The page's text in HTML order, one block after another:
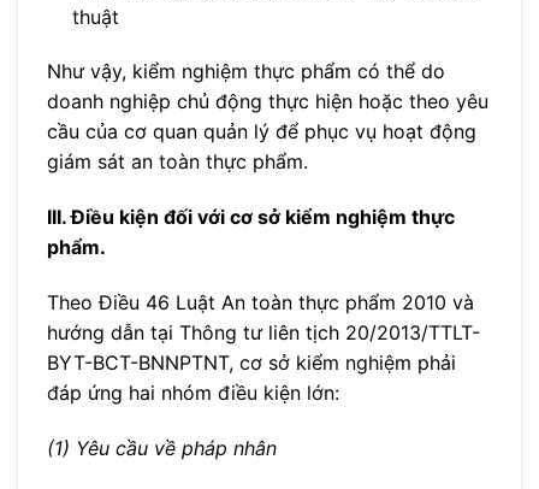
thuật
Như vậy, kiểm nghiệm thực phẩm có thể do
doanh nghiệp chủ động thực hiện hoặc theo yêu
cầu của cơ quan quản lý để phục vụ hoạt động
giám sát an toàn thực phẩm.
III. Điều kiện đối với cơ sở kiểm nghiệm thực
phẩm.
Theo Điều 46 Luật An toàn thực phẩm 2010 và
hướng dẫn tại Thông tư liên tịch 20/2013/TTLT-
BYT-BCT-BNNPTNT, cơ sở kiểm nghiệm phải
đáp ứng hai nhóm điều kiện lớn:
(1) Yêu cầu về pháp nhân